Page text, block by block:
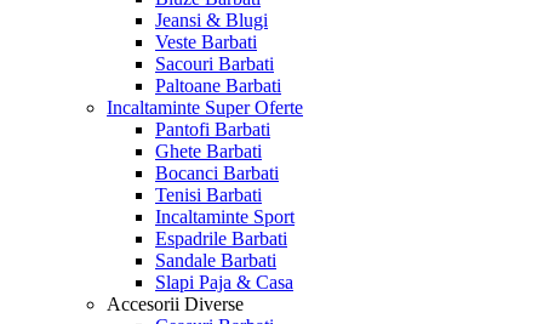
Jeansi & Blugi
Veste Barbati
Sacouri Barbati
Paltoane Barbati
Incaltaminte Super Oferte
Pantofi Barbati
Ghete Barbati
Bocanci Barbati
Tenisi Barbati
Incaltaminte Sport
Espadrile Barbati
Sandale Barbati
Slapi Paja & Casa
Accesorii Diverse